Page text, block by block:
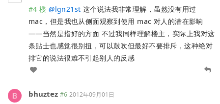
#4 楼 @lgn21st 这个说法我非常理解，虽然没有用过
mac，但是我也从侧面观察到使用 mac 对人的潜在影响
——当然是指好的方面 不过我同样理解楼主，实际上我对这
条贴士也感觉很别扭，可以鼓吹但最好不要排斥，这种绝对
排它的说法很难不引起别人的反感
bhuztez #6 2012年09月01日